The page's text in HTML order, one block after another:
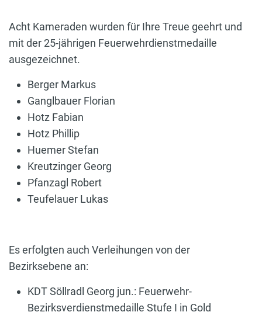
Acht Kameraden wurden für Ihre Treue geehrt und
mit der 25-jährigen Feuerwehrdienstmedaille
ausgezeichnet.
Berger Markus
Ganglbauer Florian
Hotz Fabian
Hotz Phillip
Huemer Stefan
Kreutzinger Georg
Pfanzagl Robert
Teufelauer Lukas
Es erfolgten auch Verleihungen von der
Bezirksebene an:
KDT Söllradl Georg jun.: Feuerwehr-
Bezirksverdienstmedaille Stufe I in Gold